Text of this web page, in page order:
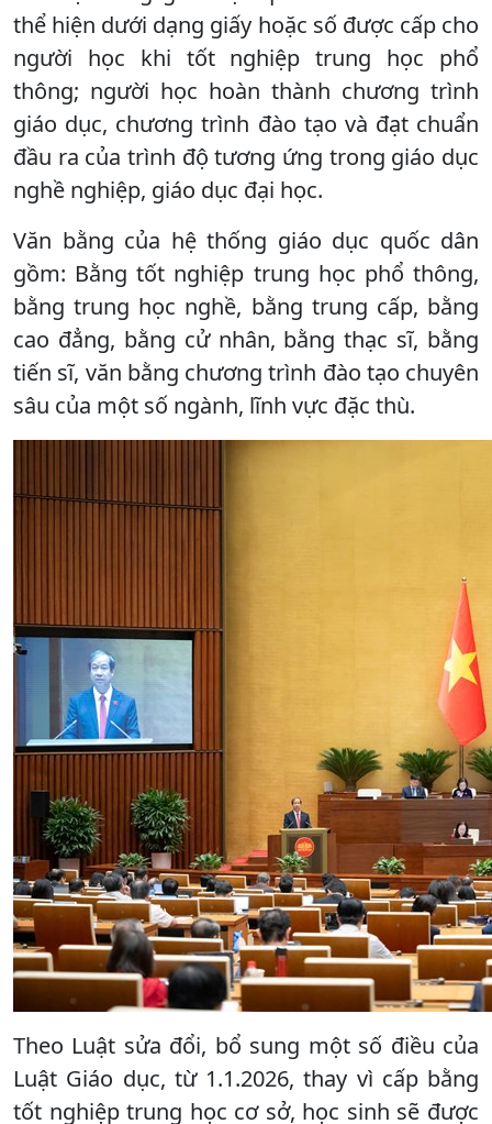
thể hiện dưới dạng giấy hoặc số được cấp cho
người học khi tốt nghiệp trung học phổ
thông; người học hoàn thành chương trình
giáo dục, chương trình đào tạo và đạt chuẩn
đầu ra của trình độ tương ứng trong giáo dục
nghề nghiệp, giáo dục đại học.
Văn bằng của hệ thống giáo dục quốc dân
gồm: Bằng tốt nghiệp trung học phổ thông,
bằng trung học nghề, bằng trung cấp, bằng
cao đẳng, bằng cử nhân, bằng thạc sĩ, bằng
tiến sĩ, văn bằng chương trình đào tạo chuyên
sâu của một số ngành, lĩnh vực đặc thù.
Theo Luật sửa đổi, bổ sung một số điều của
Luật Giáo dục, từ 1.1.2026, thay vì cấp bằng
tốt nghiệp trung học cơ sở, học sinh sẽ được